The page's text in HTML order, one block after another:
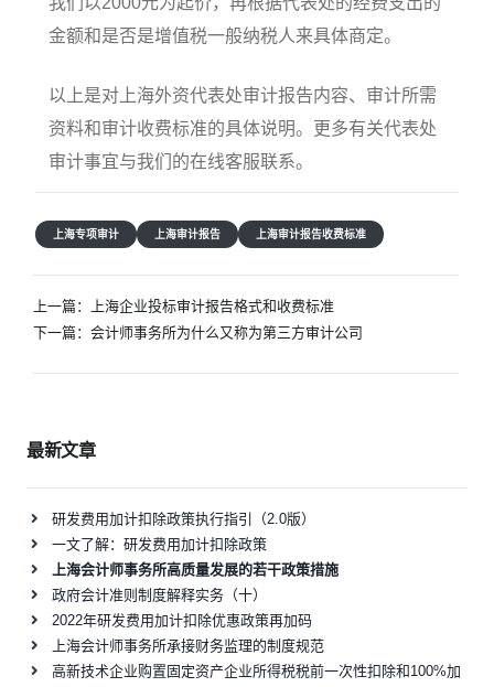
金额和是否是增值税一般纳税人来具体商定。
以上是对上海外资代表处审计报告内容、审计所需
资料和审计收费标准的具体说明。更多有关代表处
审计事宜与我们的在线客服联系。
上海专项审计 上海审计报告 上海审计报告收费标准
文
章
导
上一篇：
上海企业投标审计报告格式和收费标准
下一篇： 会计师事务所为什么又称为第三方审计公司
最新文章
研发费用加计扣除政策执行指引（2.0版）
一文了解：研发费用加计扣除政策
上海会计师事务所高质量发展的若干政策措施
政府会计准则制度解释实务（十）
2022年研发费用加计扣除优惠政策再加码
上海会计师事务所承接财务监理的制度规范
高新技术企业购置固定资产企业所得税税前一次性扣除和100%加